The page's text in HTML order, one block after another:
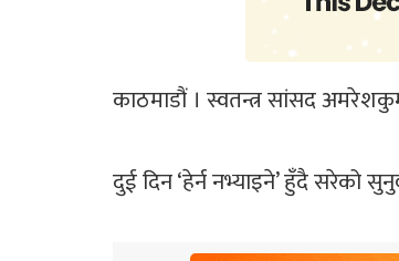
काठमाडौं । स्वतन्त्र सांसद
दुई दिन ‘हेर्न नभ्याइने’ हुँदै सरेको